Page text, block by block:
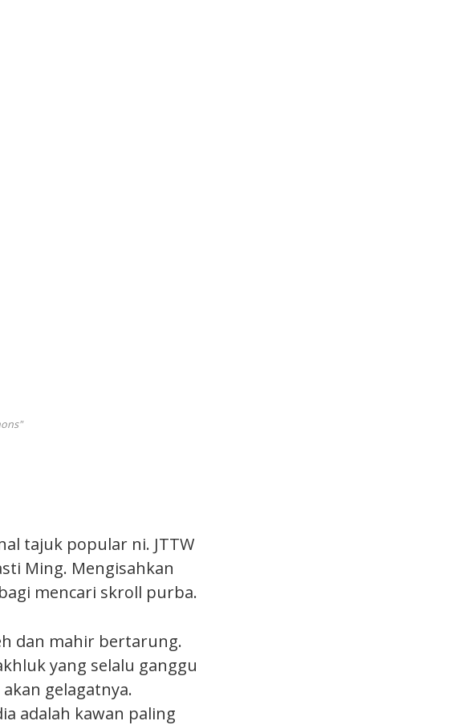
tajuk popular ni. JTTW
Ming. Mengisahkan
mencari skroll purba.
dan mahir bertarung.
yang selalu ganggu
gelagatnya.
adalah kawan paling